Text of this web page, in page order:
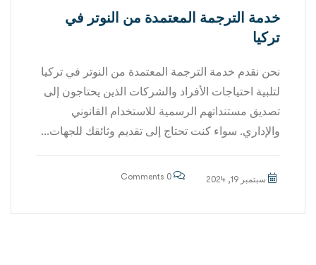
خدمة الترجمة المعتمدة من النوتر في
تركيا
نحن نقدم خدمة الترجمة المعتمدة من النوتر في تركيا
لتلبية احتياجات الأفراد والشركات الذين يحتاجون إلى
تصديق مستنداتهم الرسمية للاستخدام القانوني
والإداري. سواء كنت تحتاج إلى تقديم وثائقك للجهات...
سبتمبر 19, 2024